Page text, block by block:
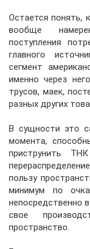
Остается понять,
вообще
поступления
главного
сегмент
именно через
трусов, маек,
разных других
В сущности это
момента,
приструнить
пользу
минимум по
непосредственно
свое
пространство.